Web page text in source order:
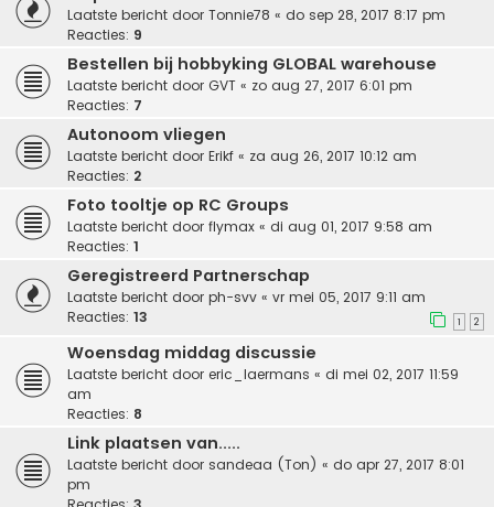
Laatste bericht door Tonnie78 « do sep 28, 2017 8:17 pm
Reacties: 9
Bestellen bij hobbyking GLOBAL warehouse
Laatste bericht door GVT « zo aug 27, 2017 6:01 pm
Reacties: 7
Autonoom vliegen
Laatste bericht door Erikf « za aug 26, 2017 10:12 am
Reacties: 2
Foto tooltje op RC Groups
Laatste bericht door flymax « di aug 01, 2017 9:58 am
Reacties: 1
Geregistreerd Partnerschap
Laatste bericht door ph-svv « vr mei 05, 2017 9:11 am
Reacties: 13 1 2
Woensdag middag discussie
Laatste bericht door eric_laermans « di mei 02, 2017 11:59
am
Reacties: 8
Link plaatsen van.....
Laatste bericht door sandeaa (Ton) « do apr 27, 2017 8:01
pm